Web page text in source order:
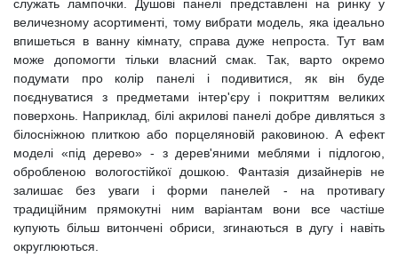
служать лампочки. Душові панелі представлені на ринку у
величезному асортименті, тому вибрати модель, яка ідеально
впишеться в ванну кімнату, справа дуже непроста. Тут вам
може допомогти тільки власний смак. Так, варто окремо
подумати про колір панелі і подивитися, як він буде
поєднуватися з предметами інтер'єру і покриттям великих
поверхонь. Наприклад, білі акрилові панелі добре дивляться з
білосніжною плиткою або порцеляновій раковиною. А ефект
моделі «під дерево» - з дерев'яними меблями і підлогою,
обробленою вологостійкої дошкою. Фантазія дизайнерів не
залишає без уваги і форми панелей - на противагу
традиційним прямокутні ним варіантам вони все частіше
купують більш витончені обриси, згинаються в дугу і навіть
округлюються.